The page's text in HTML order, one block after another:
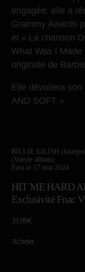
engagée, elle a
Grammy Awards
et « La chanson
What Was I
originale de
Elle dévoilera
AND SOFT »
BILLIE EILISH
(Vinyle album)
Paru le 17 mai 2024
HIT ME HARD
Exclusivité Fnac
33.99€
Acheter